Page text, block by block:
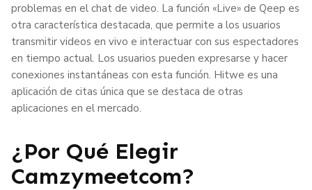
problemas en el chat de video. La función «Live» de Qeep es
otra característica destacada, que permite a los usuarios
transmitir videos en vivo e interactuar con sus espectadores
en tiempo actual. Los usuarios pueden expresarse y hacer
conexiones instantáneas con esta función. Hitwe es una
aplicación de citas única que se destaca de otras
aplicaciones en el mercado.
¿por Qué Elegir
Camzymeetcom?